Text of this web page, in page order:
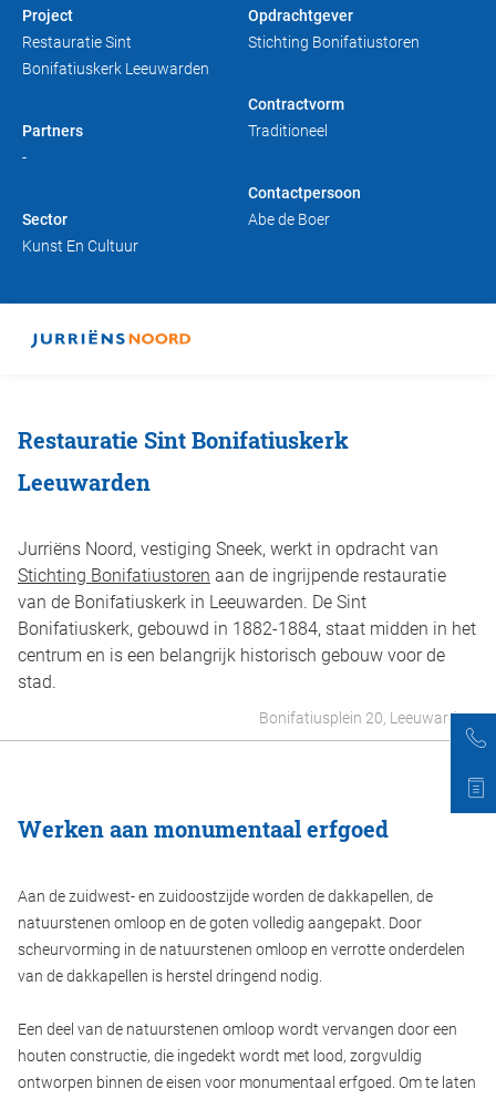
Duurzaam bouwen
Friso magazine
Project
Restauratie Sint
Bonifatiuskerk Leeuwarden
Partners
-
Sector
Kunst En Cultuur
Opdrachtgever
Stichting Bonifatiustoren
Contractvorm
Traditioneel
Contactpersoon
Abe de Boer
Restauratie Sint Bonifatiuskerk
Leeuwarden
Jurriëns Noord, vestiging Sneek, werkt in opdracht van
Stichting Bonifatiustoren aan de ingrijpende restauratie
van de Bonifatiuskerk in Leeuwarden. De Sint
Bonifatiuskerk, gebouwd in 1882-1884, staat midden in het
centrum en is een belangrijk historisch gebouw voor de
stad.
Bonifatiusplein 20, Leeuwarden
Werken aan monumentaal erfgoed
Aan de zuidwest- en zuidoostzijde worden de dakkapellen, de
natuurstenen omloop en de goten volledig aangepakt. Door
scheurvorming in de natuurstenen omloop en verrotte onderdelen
van de dakkapellen is herstel dringend nodig.
Een deel van de natuurstenen omloop wordt vervangen door een
houten constructie, die ingedekt wordt met lood, zorgvuldig
ontworpen binnen de eisen voor monumentaal erfgoed. Om te laten